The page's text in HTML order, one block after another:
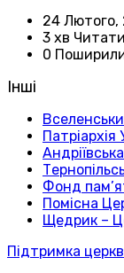
24 Лютого,
3 хв Читати
0
Інші
Фонд
Помісна
Щедрик –
Підтримка